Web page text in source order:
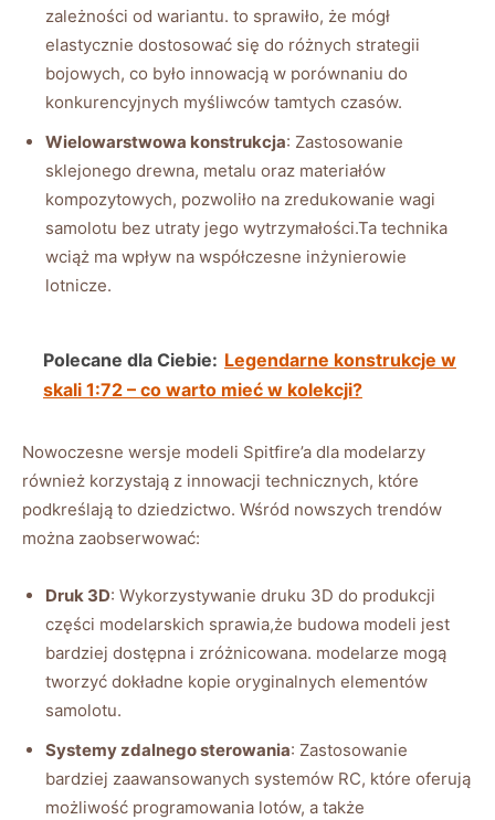
zależności od wariantu. to sprawiło, że mógł
elastycznie dostosować się do różnych strategii
bojowych, co było innowacją w porównaniu do
konkurencyjnych myśliwców tamtych czasów.
Wielowarstwowa konstrukcja: Zastosowanie
sklejonego drewna, metalu oraz materiałów
kompozytowych, pozwoliło na zredukowanie wagi
samolotu bez utraty jego wytrzymałości.Ta technika
wciąż ma wpływ na współczesne inżynierowie
lotnicze.
Polecane dla Ciebie: Legendarne konstrukcje w
skali 1:72 – co warto mieć w kolekcji?
Nowoczesne wersje modeli Spitfire’a dla modelarzy
również korzystają z innowacji technicznych, które
podkreślają to dziedzictwo. Wśród nowszych trendów
można zaobserwować:
Druk 3D: Wykorzystywanie druku 3D do produkcji
części modelarskich sprawia,że budowa modeli jest
bardziej dostępna i zróżnicowana. modelarze mogą
tworzyć dokładne kopie oryginalnych elementów
samolotu.
Systemy zdalnego sterowania: Zastosowanie
bardziej zaawansowanych systemów RC, które oferują
możliwość programowania lotów, a także